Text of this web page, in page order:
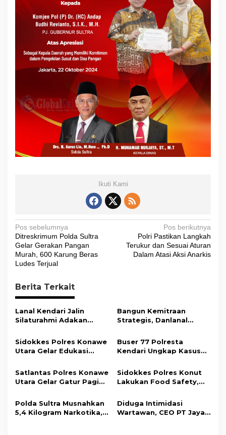
Ikuti Kami
N
a
v
g
a
s
p
o
s
Pos sebelumnya
Ditreskrimum Polda Sultra
Gelar Gerakan Pangan
Murah, 600 Karung Beras
Ludes Terjual
Pos berikutnya
Polri Pastikan Langkah
Terukur dan Sesuai Aturan
Dalam Atasi Aksi Anarkis
Berita Terkait
Lanal Kendari Jalin
Silaturahmi Adakan
Bersama Insan Pers.
Bangun Kemitraan
Strategis, Danlanal
Wujudkan Informasi
Objektif dan Berimbang
Sidokkes Polres Konawe
Utara Gelar Edukasi
Koroner, Tingkatkan
Kesadaran Personel
akan Pentingnya Hidup
Buser 77 Polresta
Kendari Ungkap Kasus
Hasil Curian Berhasil
Diamankan
Satlantas Polres Konawe
Utara Gelar Gatur Pagi
Ciptakan Kamseltibcar
Lantas dan Pelayanan
Masyarakat
Sidokkes Polres Konut
Lakukan Food Safety,
Memenuhi Standar
Keamanan Dan Layak
Polda Sultra Musnahkan
5,4 Kilogram Narkotika,
Diduga Intimidasi
Wartawan, CEO PT Jaya